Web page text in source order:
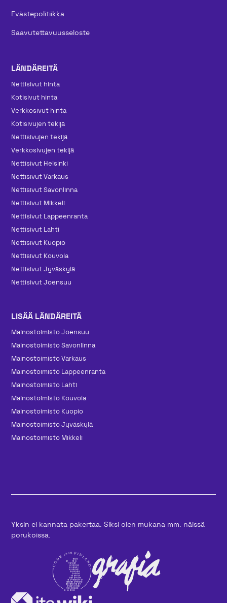
Evästepolitiikka
Saavutettavuusseloste
LÄNDÄREITÄ
Nettisivut hinta
Kotisivut hinta
Verkkosivut hinta
Kotisivujen tekijä
Nettisivujen tekijä
Verkkosivujen tekijä
Nettisivut Helsinki
Nettisivut Varkaus
Nettisivut Savonlinna
Nettisivut Mikkeli
Nettisivut Lappeenranta
Nettisivut Lahti
Nettisivut Kuopio
Nettisivut Kouvola
Nettisivut Jyväskylä
Nettisivut Joensuu
LISÄÄ LÄNDÄREITÄ
Mainos­toimisto Joensuu
Mainos­toimisto Savonlinna
Mainos­toimisto Varkaus
Mainos­toimisto Lappeenranta
Mainos­toimisto Lahti
Mainos­toimisto Kouvola
Mainos­toimisto Kuopio
Mainos­toimisto Jyväskylä
Mainos­toimisto Mikkeli
Yksin ei kannata pakertaa. Siksi olen mukana mm. näissä
porukoissa.